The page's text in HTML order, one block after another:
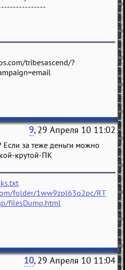
tribesascend/?
9, 29 Апреля 10 11:02
за теже деньги можно
крутой-ПК
folder/1ww9zpl63q2pc/RT
filesDump.html
10, 29 Апреля 10 11:04